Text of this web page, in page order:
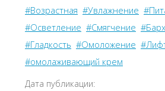
#Возрастная #Увлажнение
#Осветление #Смягчение
#Гладкость #Омоложение
#омолаживающий крем
Дата публикации: